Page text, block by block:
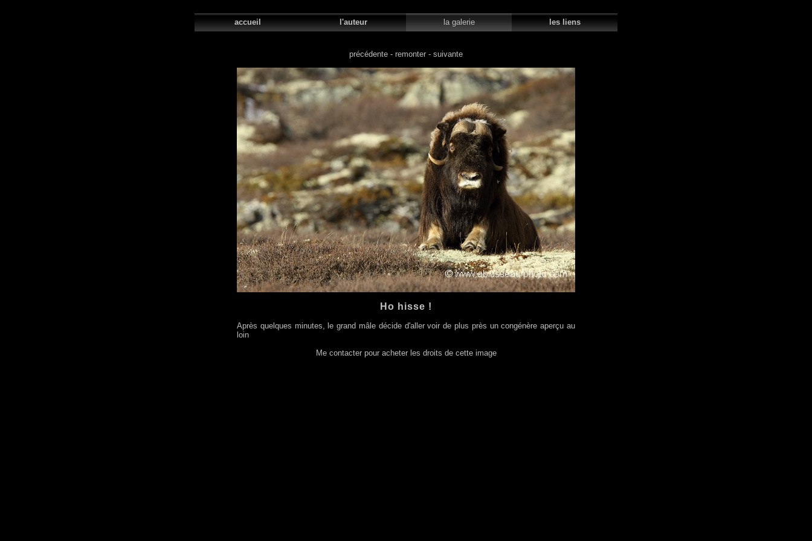
accueil l'auteur la galerie les liens
précédente - remonter - suivante
Ho hisse !
Après quelques minutes, le grand mâle décide d'aller voir de plus près un congénère aperçu au
loin
Me contacter pour acheter les droits de cette image